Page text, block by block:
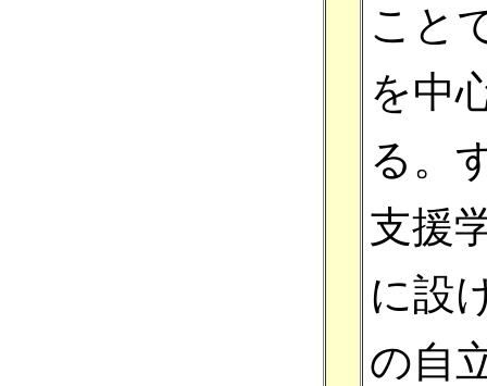
こと
を中
る。
支援
に設
の自